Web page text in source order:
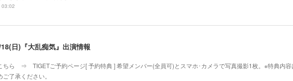
日)『大乱痴気』出演情報
ちら ⇒ TIGETご予約ページ[ 予約特典 ] 希望メンバー(全員可)とスマホ･カメラで写真撮影1枚。※特典内
了承ください。